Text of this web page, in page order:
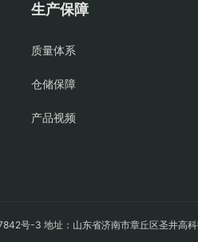
生产保障
质量体系
仓储保障
产品视频
号-3 地址：山东省济南市章丘区圣井